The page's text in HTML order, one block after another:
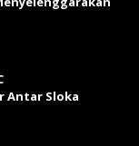
Antar Sloka